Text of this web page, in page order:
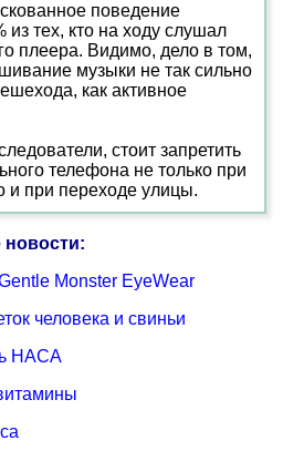
поведение
из тех, кто на ходу слушал
плеера. Видимо, дело в том,
музыки не так сильно
как активное
стоит запретить
телефона не только при
и при переходе улицы.
новости:
Monster EyeWear
человека и свиньи
НАСА